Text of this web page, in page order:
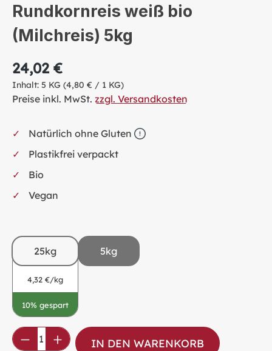
Rundkornreis weiß bio
(Milchreis) 5kg
24,02 €
Inhalt: 5 KG (4,80 € / 1 KG)
Preise inkl. MwSt. zzgl. Versandkosten
Natürlich ohne Gluten
Plastikfrei verpackt
Bio
Vegan
25kg
4,32 €/kg
10% gespart
5kg
Produkt Anzahl: Gib den gewünschten
IN DEN WARENKORB